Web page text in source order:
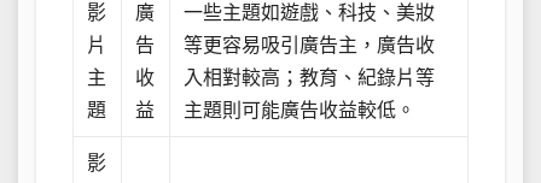
影
片
主
題
廣
告
收
益
一些主題如遊戲、科技、美妝
等更容易吸引廣告主，廣告收
入相對較高；教育、紀錄片等
主題則可能廣告收益較低。
影